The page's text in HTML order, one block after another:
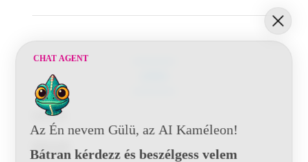
Leírás
CHAT AGENT
Az Én nevem Gülü, az AI Kaméleon!
Bátran kérdezz és beszélgess velem